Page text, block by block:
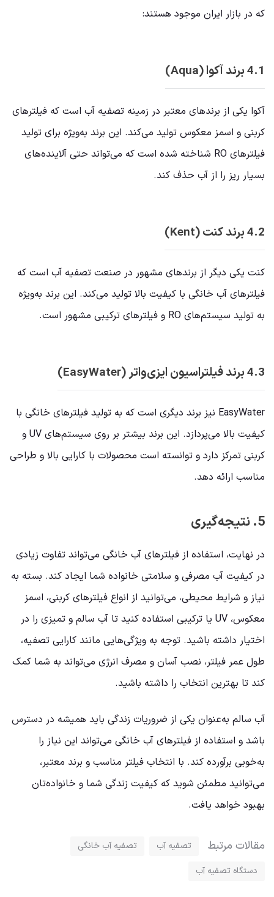
که در بازار ایران موجود هستند:
4.1 برند آکوا (Aqua)
آکوا یکی از برندهای معتبر در زمینه تصفیه آب است که فیلترهای
کربنی و اسمز معکوس تولید می‌کند. این برند به‌ویژه برای تولید
فیلترهای RO شناخته شده است که می‌تواند حتی آلاینده‌های
بسیار ریز را از آب حذف کند.
4.2 برند کنت (Kent)
کنت یکی دیگر از برندهای مشهور در صنعت تصفیه آب است که
فیلترهای آب خانگی با کیفیت بالا تولید می‌کند. این برند به‌ویژه
به تولید سیستم‌های RO و فیلترهای ترکیبی مشهور است.
4.3 برند فیلتراسیون ایزی‌واتر (EasyWater)
EasyWater نیز برند دیگری است که به تولید فیلترهای خانگی با
کیفیت بالا می‌پردازد. این برند بیشتر بر روی سیستم‌های UV و
کربنی تمرکز دارد و توانسته است محصولات با کارایی بالا و طراحی
مناسب ارائه دهد.
5. نتیجه‌گیری
در نهایت، استفاده از فیلترهای آب خانگی می‌تواند تفاوت زیادی
در کیفیت آب مصرفی و سلامتی خانواده شما ایجاد کند. بسته به
نیاز و شرایط محیطی، می‌توانید از انواع فیلترهای کربنی، اسمز
معکوس، UV یا ترکیبی استفاده کنید تا آب سالم و تمیزی را در
اختیار داشته باشید. توجه به ویژگی‌هایی مانند کارایی تصفیه،
طول عمر فیلتر، نصب آسان و مصرف انرژی می‌تواند به شما کمک
کند تا بهترین انتخاب را داشته باشید.
آب سالم به‌عنوان یکی از ضروریات زندگی باید همیشه در دسترس
باشد و استفاده از فیلترهای آب خانگی می‌تواند این نیاز را
به‌خوبی برآورده کند. با انتخاب فیلتر مناسب و برند معتبر،
می‌توانید مطمئن شوید که کیفیت زندگی شما و خانواده‌تان
بهبود خواهد یافت.
مقالات مرتبط تصفیه آب
تصفیه آب خانگی
دستگاه تصفیه آب